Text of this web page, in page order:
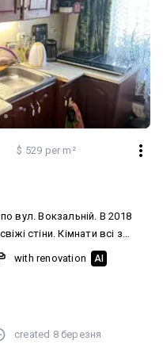
$ 529 per m²
вул. Вокзальній. В 2018
Кімнати всі з
заїжджати і жити в
плитка та лінолеум,
з
Також будинок
Дім опалюється
with renovation AI
created 8 березня